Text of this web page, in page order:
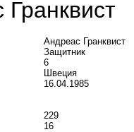
Андреас Гранквист
Защитник
6
Швеция
16.04.1985
229
16